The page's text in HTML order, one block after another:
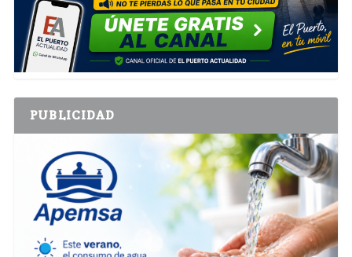
PUBLICIDAD